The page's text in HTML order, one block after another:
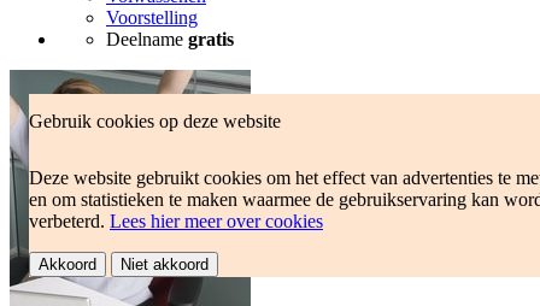
Gebruik cookies op deze website
Deze website gebruikt cookies om het effect van advertenties te
en om statistieken te maken waarmee de gebruikservaring kan
verbeterd. Lees hier meer over cookies
Akkoord Niet akkoord
Voorstelling
Deelname gratis